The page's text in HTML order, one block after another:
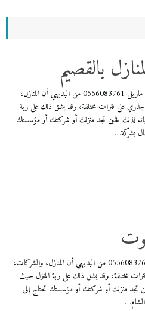
بالقصيم
مؤسسة تنظيف المنازل بالقصيم شركة الشام ماربل 0556083761 من البديهي أن المنازل،
على فترات مختلفة، وقد يشق ذلك على ربة
لذلك فحين تجد منزلك أو شركتك أو مؤسستك
بشركة…
شركة تنظيف البيوت شركة الشام ماربل 0556083761 من البديهي أن المنازل، والشركات،
مختلفة، وقد يشق ذلك على ربة المنزل حيث
تجد منزلك أو شركتك أو مؤسستك تحتاج إلى